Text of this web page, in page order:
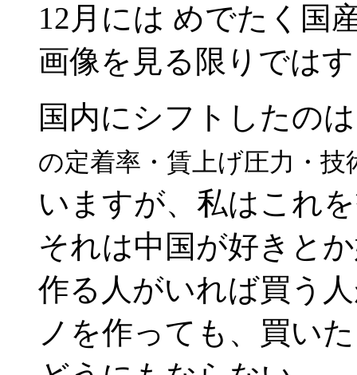
12月には めでたく国
画像を見る限りでは
国内にシフトしたの
の定着率・賃上げ圧力・技
いますが、私はこれ
それは中国が好きと
作る人がいれば買う
ノを作っても、買い